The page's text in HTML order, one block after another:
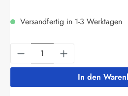
Versandfertig in 1-3 Werktagen
Produkt Anzahl: Gib
In den